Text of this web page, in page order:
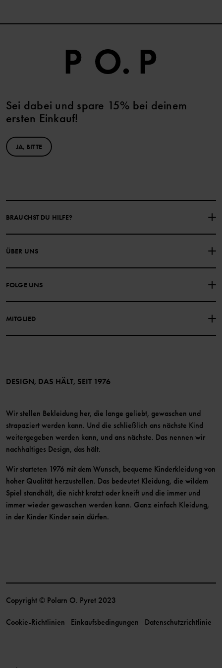
Sei dabei und spare 15% bei deinem
ersten Einkauf!
JA, BITTE
BRAUCHST DU HILFE?
NIMM KONTAKT ZU UNS AUF
HÄUFIG GESTELLTE FRAGEN EINKAUFSBEDINGUNGEN
DATENSCHUTZRICHTLINIE
ÜBER UNS
FOLGE UNS
MITGLIED
Mitglied werden
DESIGN, DAS HÄLT, SEIT 1976
Wir stellen Bekleidung her, die lange geliebt, gewaschen und
strapaziert werden kann. Und die schließlich ans nächste Kind
weitergegeben werden kann, und ans nächste. Das nennen wir
nachhaltiges Design, das hält.
Wir starteten 1976 mit dem Wunsch, bequeme Kinderkleidung von
hoher Qualität herzustellen. Das bedeutet Kleidung, die wildem
Spiel standhält, die nicht kratzt oder kneift und die immer und
immer wieder gewaschen werden kann. Ganz einfach Kleidung,
in der Kinder Kinder sein dürfen.
Copyright © Polarn O. Pyret 2023
Cookie-Richtlinien Einkaufsbedingungen Datenschutzrichtlinie